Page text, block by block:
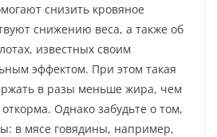
снизить кровяное
снижению веса, а также об
известных своим
эффектом. При этом такая
в разы меньше жира, чем
Однако забудьте о том,
в мясе говядины, например,